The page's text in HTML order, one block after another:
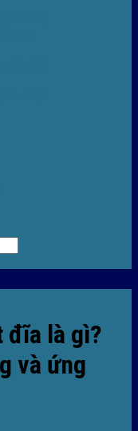
đĩa là gì?
và ứng